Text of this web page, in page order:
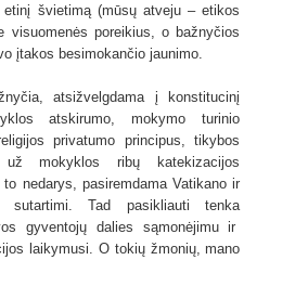
etinį švietimą (mūsų atveju – etikos
visuomenės poreikius, o bažnyčios
įtakos besimokančio jaunimo.
atsižvelgdama į konstitucinį
atskirumo, mokymo turinio
privatumo principus, tikybos
mokyklos ribų katekizacijos
nedarys, pasiremdama Vatikano ir
sutartimi. Tad pasikliauti tenka
gyventojų dalies sąmonėjimu ir
laikymusi. O tokių žmonių, mano